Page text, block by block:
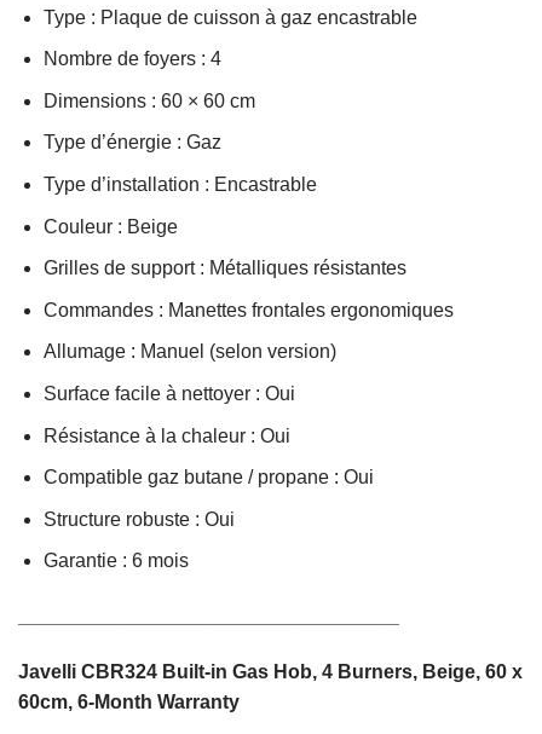
Type : Plaque de cuisson à gaz encastrable
Nombre de foyers : 4
Dimensions : 60 × 60 cm
Type d’énergie : Gaz
Type d’installation : Encastrable
Couleur : Beige
Grilles de support : Métalliques résistantes
Commandes : Manettes frontales ergonomiques
Allumage : Manuel (selon version)
Surface facile à nettoyer : Oui
Résistance à la chaleur : Oui
Compatible gaz butane / propane : Oui
Structure robuste : Oui
Garantie : 6 mois
Javelli CBR324 Built-in Gas Hob, 4 Burners, Beige, 60 x
60cm, 6-Month Warranty